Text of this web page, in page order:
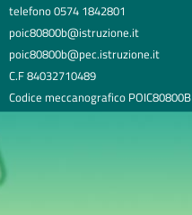
telefono 0574 1842801
poic80800b@istruzione.it
poic80800b@pec.istruzione.it
C.F 84032710489
Codice meccanografico POIC80800B